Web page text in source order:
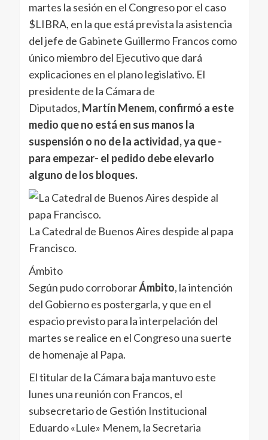
martes la sesión en el Congreso por el caso
$LIBRA, en la que está prevista la asistencia
del jefe de Gabinete Guillermo Francos como
único miembro del Ejecutivo que dará
explicaciones en el plano legislativo. El
presidente de la Cámara de
Diputados, Martín Menem, confirmó a este
medio que no está en sus manos la
suspensión o no de la actividad, ya que -
para empezar- el pedido debe elevarlo
alguno de los bloques.
La Catedral de Buenos Aires despide al papa
Francisco.
Ámbito
Según pudo corroborarÁmbito, la intención
del Gobierno es postergarla, y que en el
espacio previsto para la interpelación del
martes se realice en el Congreso una suerte
de homenaje al Papa.
El titular de la Cámara baja mantuvo este
lunes una reunión con Francos, el
subsecretario de Gestión Institucional
Eduardo «Lule» Menem, la Secretaria